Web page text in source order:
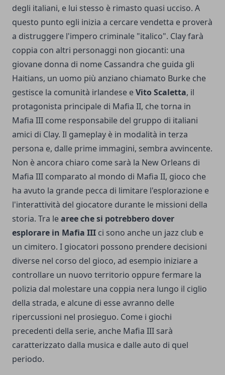
degli italiani, e lui stesso è rimasto quasi ucciso. A
questo punto egli inizia a cercare vendetta e proverà
a distruggere l'impero criminale "italico". Clay farà
coppia con altri personaggi non giocanti: una
giovane donna di nome Cassandra che guida gli
Haitians, un uomo più anziano chiamato Burke che
gestisce la comunità irlandese eVito Scaletta, il
protagonista principale di Mafia II, che torna in
Mafia III come responsabile del gruppo di italiani
amici di Clay. Il gameplay è in modalità in terza
persona e, dalle prime immagini, sembra avvincente.
Non è ancora chiaro come sarà la New Orleans di
Mafia III comparato al mondo di Mafia II, gioco che
ha avuto la grande pecca di limitare l'esplorazione e
l'interattività del giocatore durante le missioni della
storia. Tra learee che si potrebbero dover
esplorare in Mafia III ci sono anche un jazz club e
un cimitero. I giocatori possono prendere decisioni
diverse nel corso del gioco, ad esempio iniziare a
controllare un nuovo territorio oppure fermare la
polizia dal molestare una coppia nera lungo il ciglio
della strada, e alcune di esse avranno delle
ripercussioni nel prosieguo. Come i giochi
precedenti della serie, anche Mafia III sarà
caratterizzato dalla musica e dalle auto di quel
periodo.